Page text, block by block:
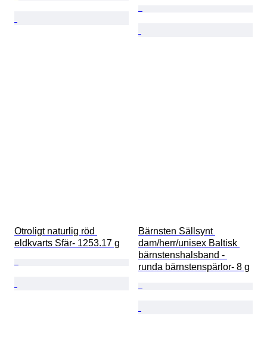
Otroligt naturlig röd
eldkvarts Sfär- 1253.17 g
Bärnsten Sällsynt
dam/herr/unisex Baltisk
bärnstenshalsband -
runda bärnstenspärlor- 8 g